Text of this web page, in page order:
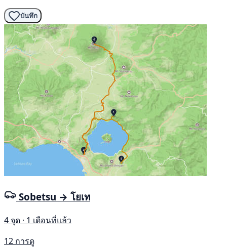
บันทึก
Sobetsu → โยเท
4 จุด · 1 เดือนที่แล้ว
12 การดู